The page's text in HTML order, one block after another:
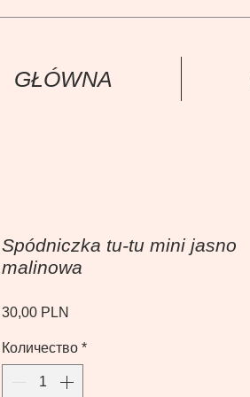
GŁÓWNА
Spódniczka tu-tu mini jasno
malinowa
30,00 PLN
Количество *